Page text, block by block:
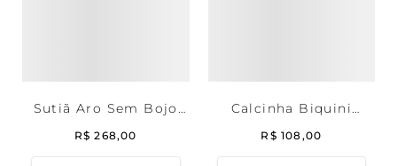
Sutiã Aro Sem Bojo
Microfibra Deep
Brown
R$ 268,00
Calcinha Biquini
Lateral Franzida
Renda Deep Brown
R$ 108,00